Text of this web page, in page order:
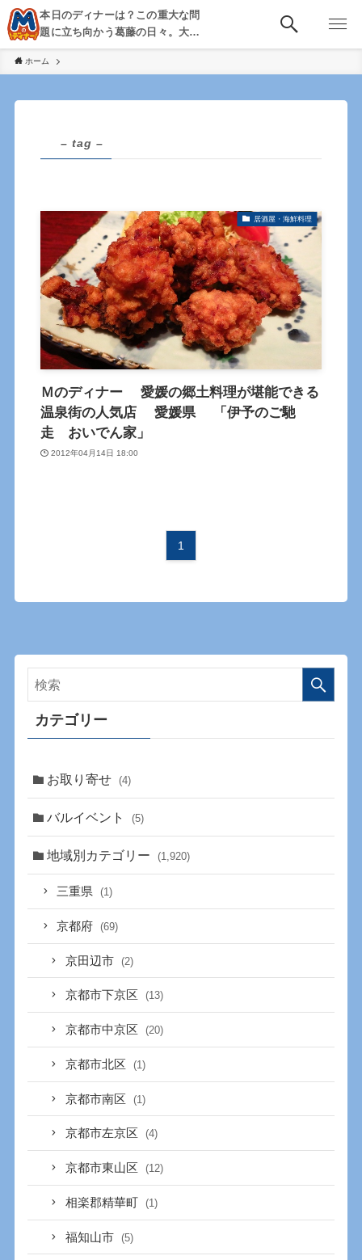
本日のディナーは？この重大な問
題に立ち向かう葛藤の日々。大
阪・京都・神戸を中心とした食べ
歩き、飲み歩きを綴る。
ホーム
– tag –
居酒屋・海鮮料理
Ｍのディナー 愛媛の郷土料理が堪能できる
温泉街の人気店 愛媛県 「伊予のご馳
走 おいでん家」
2012年04月14日 18:00
1
カテゴリー
お取り寄せ (4)
バルイベント (5)
地域別カテゴリー (1,920)
三重県 (1)
京都府 (69)
京田辺市 (2)
京都市下京区 (13)
京都市中京区 (20)
京都市北区 (1)
京都市南区 (1)
京都市左京区 (4)
京都市東山区 (12)
相楽郡精華町 (1)
福知山市 (5)